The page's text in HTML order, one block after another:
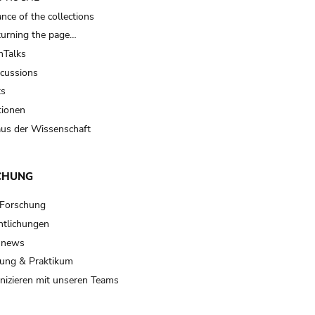
of the collections
the page…
der Wissenschaft
& Praktikum
mit unseren Teams